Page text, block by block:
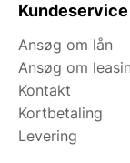
Kundeservice
Ansøg om lån
Ansøg om
Kontakt
Kortbetaling
Levering